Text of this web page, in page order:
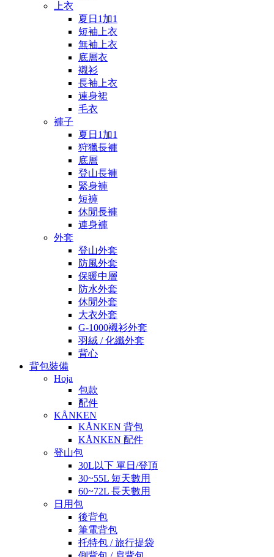
上衣
夏日1加1
短袖上衣
無袖上衣
底層衣
襯衫
長袖上衣
連身裙
毛衣
褲子
夏日1加1
狩獵長褲
底層
登山長褲
緊身褲
短褲
休閒長褲
連身褲
外套
登山外套
防風外套
保暖中層
防水外套
休閒外套
大衣外套
G-1000襯衫外套
羽絨 / 化纖外套
背心
背包裝備
Hoja
包款
配件
KÅNKEN
KÅNKEN 背包
KÅNKEN 配件
登山包
30L以下 單日/登頂
30~55L 短天數用
60~72L 長天數用
日用包
後背包
筆電背包
托特包 / 旅行提袋